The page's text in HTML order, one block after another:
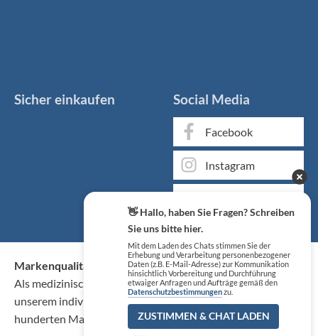
Sicher einkaufen Social Media
Facebook
Instagram
Markenqualität kaufen Sie günstig bei KS Medizintechnik
Als medizinischer Fachgroßhandel bieten wir Ihnen, neben
unserem individuellen Service, über 50.000 Artikel von
hunderten Marken zu Top-Konditionen.
👋 Hallo, haben Sie Fragen? Schreiben
Sie uns bitte hier.
Mit dem Laden des Chats stimmen Sie der
Erhebung und Verarbeitung personenbezogener
Daten (z.B. E-Mail-Adresse) zur Kommunikation
hinsichtlich Vorbereitung und Durchführung
etwaiger Anfragen und Aufträge gemäß den
Datenschutzbestimmungenzu.
ZUSTIMMEN & CHAT LADEN